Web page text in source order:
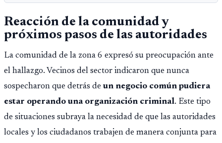
Reacción de la comunidad y
próximos pasos de las autoridades
La comunidad de la zona 6 expresó su preocupación ante
el hallazgo. Vecinos del sector indicaron que nunca
sospecharon que detrás de un negocio común pudiera
estar operando una organización criminal. Este tipo
de situaciones subraya la necesidad de que las autoridades
locales y los ciudadanos trabajen de manera conjunta para